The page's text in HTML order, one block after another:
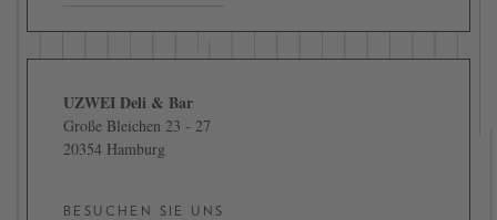
UZWEI Deli & Bar
Große Bleichen 23 - 27
20354 Hamburg
BESUCHEN SIE UNS